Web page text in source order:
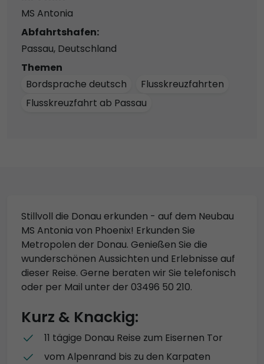
MS Antonia
Abfahrtshafen:
Passau, Deutschland
Themen
Bordsprache deutsch
Flusskreuzfahrten
Flusskreuzfahrt ab Passau
Stillvoll die Donau erkunden - auf dem Neubau
MS Antonia von Phoenix! Erkunden Sie
Metropolen der Donau. Genießen Sie die
wunderschönen Aussichten und Erlebnisse auf
dieser Reise. Gerne beraten wir Sie telefonisch
oder per Mail unter der 03496 50 210.
Kurz & Knackig:
11 tägige Donau Reise zum Eisernen Tor
vom Alpenrand bis zu den Karpaten